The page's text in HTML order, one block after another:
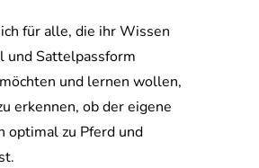
für alle, die ihr Wissen
und Sattelpassform
und lernen wollen,
erkennen, ob der eigene
optimal zu Pferd und